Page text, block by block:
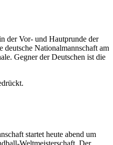
der Vor- und Hautprunde der
Nationalmannschaft am
Gegner der Deutschen ist die
startet heute abend um